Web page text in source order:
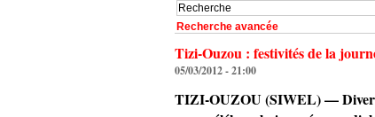
Recherche avancée
Tizi-Ouzou : festivités de la
05/03/2012 - 21:00
TIZI-OUZOU (SIWEL) —